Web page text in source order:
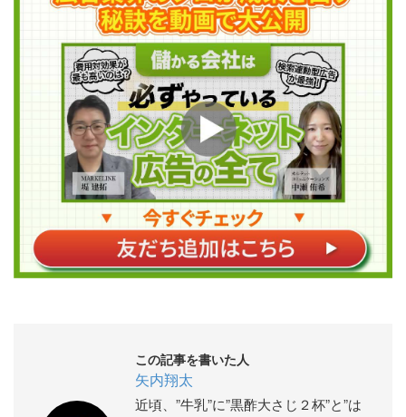
この記事を書いた人
矢内翔太
近頃、”牛乳”に”黒酢大さじ２杯”と”は